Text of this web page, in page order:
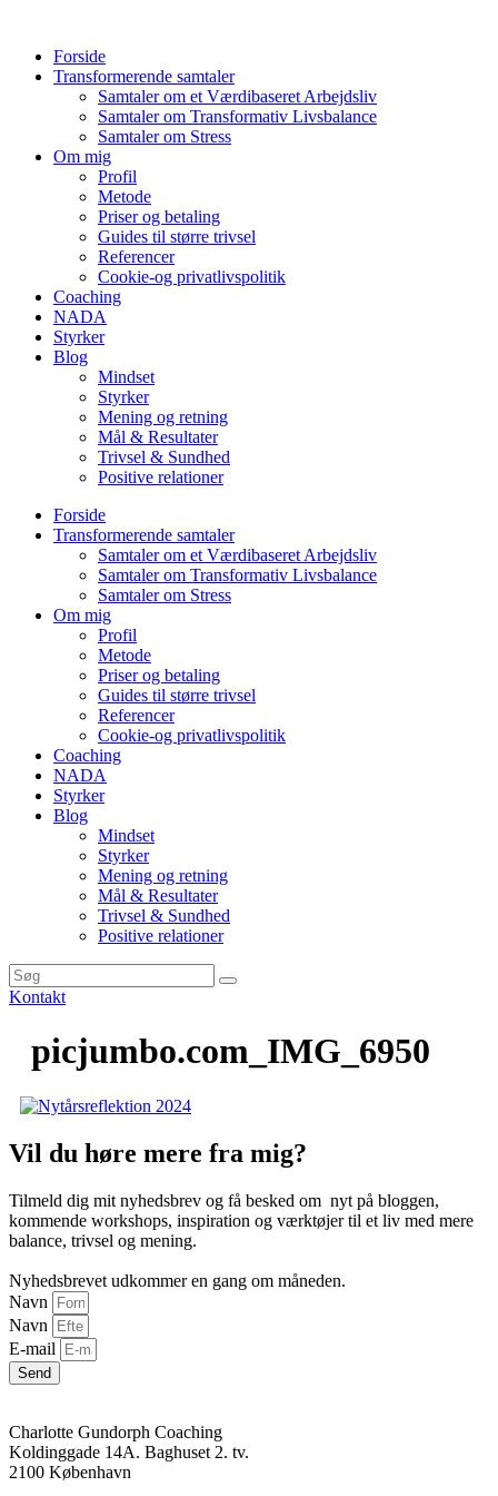
indholdForside
Transformerende samtaler
Samtaler om et Værdibaseret Arbejdsliv
Samtaler om Transformativ Livsbalance
Samtaler om Stress
Om mig
Profil
Metode
Priser og betaling
Guides til større trivsel
Referencer
Cookie-og privatlivspolitik
Coaching
NADA
Styrker
Blog
Mindset
Styrker
Mening og retning
Mål & Resultater
Trivsel & Sundhed
Positive relationer
Forside
Transformerende samtaler
Samtaler om et Værdibaseret Arbejdsliv
Samtaler om Transformativ Livsbalance
Samtaler om Stress
Om mig
Profil
Metode
Priser og betaling
Guides til større trivsel
Referencer
Cookie-og privatlivspolitik
Coaching
NADA
Styrker
Blog
Mindset
Styrker
Mening og retning
Mål & Resultater
Trivsel & Sundhed
Positive relationer
Kontakt
picjumbo.com_IMG_6950
Vil du høre mere fra mig?
Tilmeld dig mit nyhedsbrev og få besked om nyt på bloggen,
kommende workshops, inspiration og værktøjer til et liv med mere
balance, trivsel og mening.
Nyhedsbrevet udkommer en gang om måneden.
Navn
Navn
E-mail
Send
Charlotte Gundorph Coaching
Koldinggade 14A. Baghuset 2. tv.
2100 København